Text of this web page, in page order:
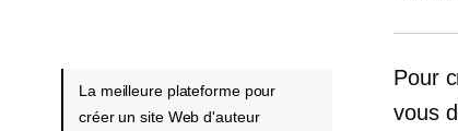
Pour
vous
La meilleure plateforme pour
créer un site Web d'auteur